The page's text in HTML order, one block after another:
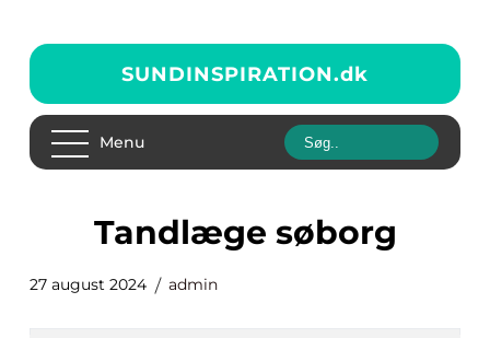
SUNDINSPIRATION.dk
Menu
tandlæge søborg
27 august 2024 admin